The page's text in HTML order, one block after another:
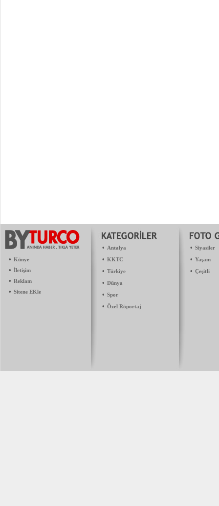
• Künye
• İletişim
• Reklam
• Sitene EKle
• Antalya
• KKTC
• Türkiye
• Dünya
• Spor
• Özel Röportaj
• Siyasiler
• Yaşam
• Çeşitli